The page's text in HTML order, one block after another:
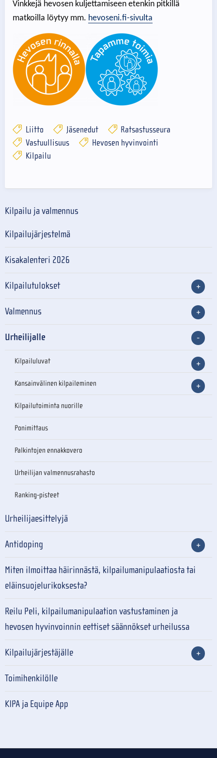
Vinkkejä hevosen kuljettamiseen etenkin pitkillä
matkoilla löytyy mm. hevoseni.fi-sivulta
Liitto Jäsenedut
Ratsastusseura
Vastuullisuus
Hevosen hyvinvointi
Kilpailu
Kilpailu ja valmennus
Kilpailujärjestelmä
Kisakalenteri 2026
Kilpailutulokset
Valmennus
Urheilijalle
Kilpailuluvat
Kansainvälinen kilpaileminen
Kilpailutoiminta nuorille
Ponimittaus
Palkintojen ennakkovero
Urheilijan valmennusrahasto
Ranking-pisteet
Urheilijaesittelyjä
Antidoping
Miten ilmoittaa häirinnästä, kilpailumanipulaatiosta tai
eläinsuojelurikoksesta?
Reilu Peli, kilpailumanipulaation vastustaminen ja
hevosen hyvinvoinnin eettiset säännökset urheilussa
Kilpailujärjestäjälle
Toimihenkilölle
KIPA ja Equipe App